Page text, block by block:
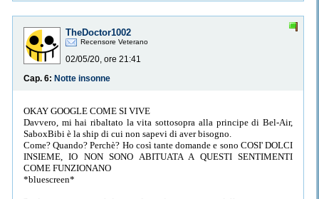
TheDoctor1002
Recensore Veterano
02/05/20, ore 21:41
Cap. 6: Notte insonne
OKAY GOOGLE COME SI VIVE
Davvero, mi hai ribaltato la vita sottosopra alla principe di Bel-Air,
SaboxBibi è la ship di cui non sapevi di aver bisogno.
Come? Quando? Perchè? Ho così tante domande e sono COSI' DOLCI
INSIEME, IO NON SONO ABITUATA A QUESTI SENTIMENTI
COME FUNZIONANO
*bluescreen*